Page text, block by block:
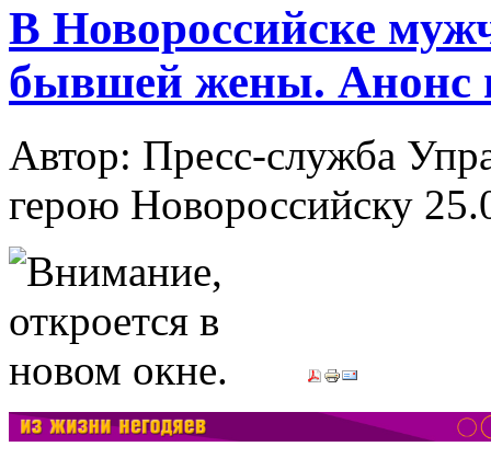
В Новороссийске
бывшей жены. Анонс
Автор: Пресс-служба
герою Новороссийску